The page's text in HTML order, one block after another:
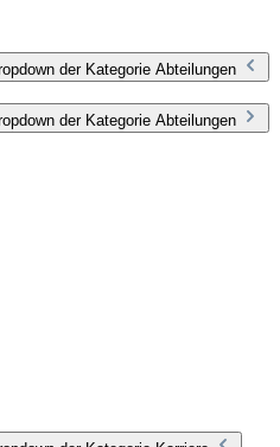
der Kategorie Abteilungen
der Kategorie Abteilungen